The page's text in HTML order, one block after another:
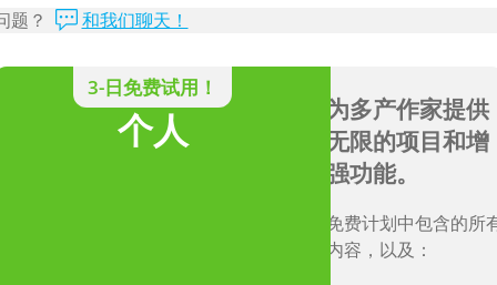
题？ 和我们聊天！
3-日免费试用！
个人
为多产作家提供
无限的项目和增
强功能。
免费计划中包含的所
内容，以及：
题？ 和我们聊天！
学生
学会花更少的钱
写剧本。现在可
供预算有限的学
拥有有效学校电子邮